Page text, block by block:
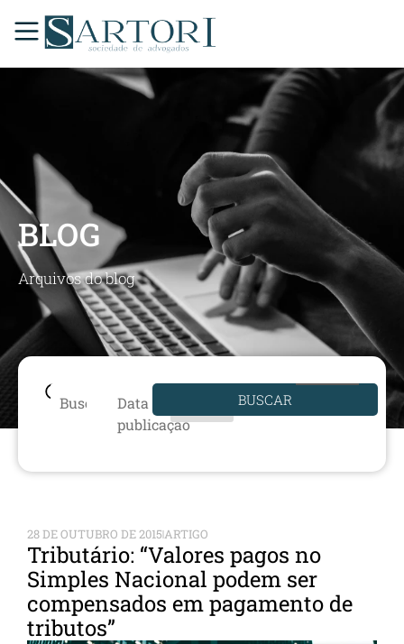
BLOG
Arquivos do blog
Data de
publicação
BUSCAR
28 DE OUTUBRO DE 2015ARTIGO
Tributário: “Valores pagos no
Simples Nacional podem ser
compensados em pagamento de
tributos”